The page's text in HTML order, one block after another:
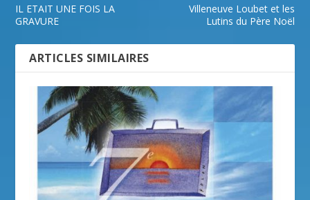
IL ETAIT UNE FOIS LA
GRAVURE
Villeneuve Loubet et les
Lutins du Père Noël
ARTICLES SIMILAIRES